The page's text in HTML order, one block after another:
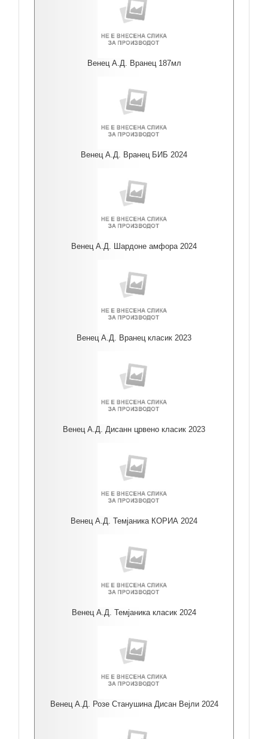
Венец А.Д. Вранец 187мл
Венец А.Д. Вранец БИБ 2024
Венец А.Д. Шардоне амфора 2024
Венец А.Д. Вранец класик 2023
Венец А.Д. Дисанн црвено класик 2023
Венец А.Д. Темјаника КОРИА 2024
Венец А.Д. Темјаника класик 2024
Венец А.Д. Розе Станушина Дисан Вејли 2024